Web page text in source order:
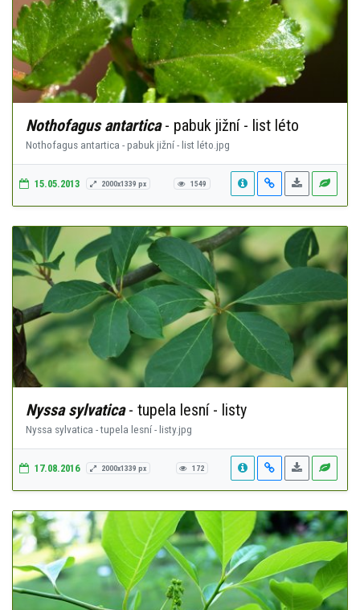
Nothofagus antartica- pabuk jižní - list léto
Nothofagus antartica - pabuk jižní - list léto.jpg
15.05.2013 2000x1339 px 1549
Nyssa sylvatica- tupela lesní - listy
Nyssa sylvatica - tupela lesní - listy.jpg
17.08.2016 2000x1339 px 172